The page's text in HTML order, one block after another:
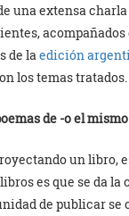
una extensa
de la edición
los temas tratados.
de -o el
un libro,
es que se da
de publicar se